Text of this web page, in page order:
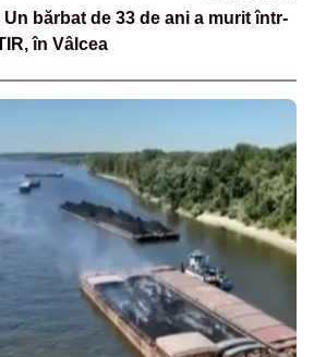
bărbat de 33 de ani a murit într-
în Vâlcea